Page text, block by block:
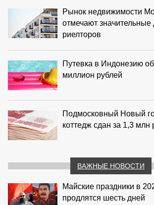
Рынок недвижимости
отмечают значительные
риелторов
Путевка в Индонезию
миллион рублей
Подмосковный Новый
коттедж сдан за 1,3 млн
ВАЖНЫЕ НОВОСТИ
Майские праздники в
продлятся шесть дней